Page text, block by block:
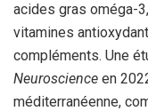
acides gras oméga-
vitamines
compléments. Une
Neuroscience en
méditerranéenne,